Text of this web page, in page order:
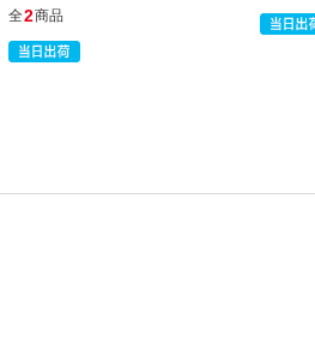
全2商品